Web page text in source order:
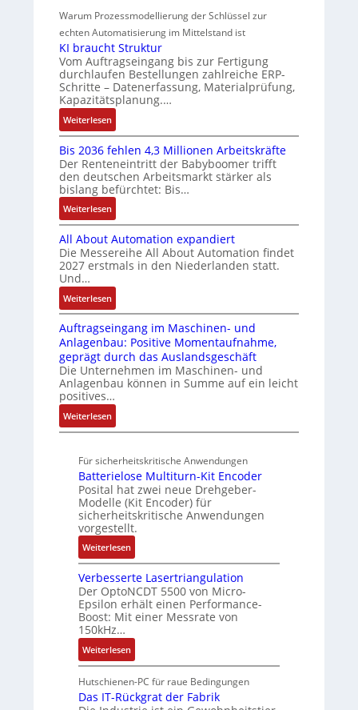
w
a
c
h
u
n
m
e
s
s
u
n
u
n
d
Z
s
t
a
n
ü
b
e
r
w
u
n
g
n
i
n
F
a
n
u
c
C
N
C
-
S
y
s
t
e
m
e
i
e
r
u
n
b
e
s
t
ä
t
i
g
t
R
i
f
e
g
r
a
d
M
L
3
ü
r
s
i
c
h
e
e
E
n
t
w
i
c
t
f
ü
r
m
u
l
t
v
a
r
a
b
l
e
e
u
e
r
u
n
g
a
h
t
l
o
s
e
I
n
t
e
g
r
a
t
i
o
v
o
A
G
V
u
n
R
b
o
t
k
Warum Prozessmodellierung der Schlüssel zur
echten Automatisierung im Mittelstand ist
KI braucht Struktur
Vom Auftragseingang bis zur Fertigung
durchlaufen Bestellungen zahlreiche ERP-
Schritte – Datenerfassung, Materialprüfung,
Kapazitätsplanung.…
Weiterlesen:
K
I
b
r
a
u
c
h
t
S
t
r
u
k
t
u
r
Bis 2036 fehlen 4,3 Millionen Arbeitskräfte
Der Renteneintritt der Babyboomer trifft
den deutschen Arbeitsmarkt stärker als
bislang befürchtet: Bis…
Weiterlesen:
B
i
s
2
0
3
6
f
e
h
l
e
n
4
,
M
i
l
l
i
o
n
e
n
A
b
e
i
t
All About Automation expandiert
Die Messereihe All About Automation findet
2027 erstmals in den Niederlanden statt.
Und…
Weiterlesen:
A
l
l
A
b
o
u
t
A
t
o
m
a
t
e
x
p
a
n
d
Auftragseingang im Maschinen- und
Anlagenbau: Positive Momentaufnahme,
geprägt durch das Auslandsgeschäft
Die Unternehmen im Maschinen- und
Anlagenbau können in Summe auf ein leicht
positives…
Weiterlesen:
A
f
t
r
a
g
s
e
i
n
g
a
n
i
M
a
Für sicherheitskritische Anwendungen
Batterielose Multiturn-Kit Encoder
Posital hat zwei neue Drehgeber-
Modelle (Kit Encoder) für
sicherheitskritische Anwendungen
vorgestellt.
Weiterlesen:
B
a
t
t
e
r
i
e
l
o
Verbesserte Lasertriangulation
Der OptoNCDT 5500 von Micro-
Epsilon erhält einen Performance-
Boost: Mit einer Messrate von
150kHz…
Weiterlesen:
V
e
r
Hutschienen-PC für raue Bedingungen
Das IT-Rückgrat der Fabrik